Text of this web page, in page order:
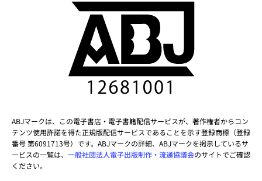
ABJマークは、この電子書店・電子書籍配信サービスが、著作権者からコン
テンツ使用許諾を得た正規版配信サービスであることを示す登録商標（登録
番号 第6091713号）です。ABJマークの詳細、ABJマークを掲示しているサ
ービスの一覧は、 一般社団法人電子出版制作・流通協議会のサイトでご確認
ください。